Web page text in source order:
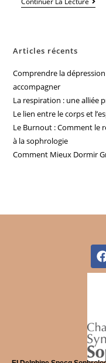
Articles récents
Comprendre la
accompagner
La respiration : une alliée
Le lien entre le corps et
Le Burnout : Comment le
à la sophrologie
Comment Mieux Dormir